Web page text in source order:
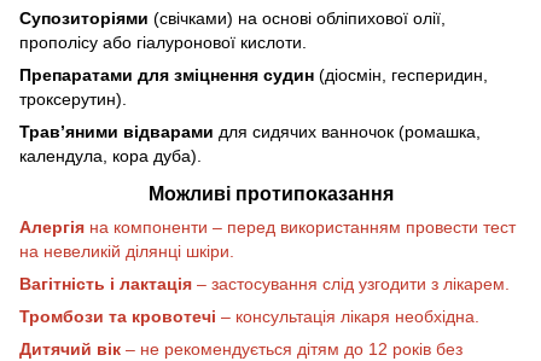
Супозиторіями (свічками) на основі обліпихової олії,
прополісу або гіалуронової кислоти.
Препаратами для зміцнення судин (діосмін, гесперидин,
троксерутин).
Трав’яними відварами для сидячих ванночок (ромашка,
календула, кора дуба).
Можливі протипоказання
Алергія на компоненти – перед використанням провести тест
на невеликій ділянці шкіри.
Вагітність і лактація – застосування слід узгодити з лікарем.
Тромбози та кровотечі – консультація лікаря необхідна.
Дитячий вік – не рекомендується дітям до 12 років без